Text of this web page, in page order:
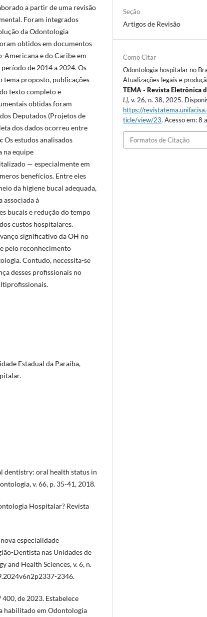
a partir de uma revisão
Foram integrados
da Odontologia
obtidos em documentos
Americana e do Caribe em
período de 2014 a 2024. Os
tema proposto, publicações
texto completo e
obtidas foram
Deputados (Projetos de
dos dados ocorreu entre
Os estudos analisados
na equipe
— especialmente em
benefícios. Entre eles
da higiene bucal adequada,
associada à
bucais e redução do tempo
custos hospitalares.
significativo da OH no
pelo reconhecimento
Contudo, necessita-se
desses profissionais no
Estadual da Paraíba,
dentistry: oral health status in
v. 66, p. 35-41, 2018.
Hospitalar? Revista
especialidade
Dentista nas Unidades de
and Health Sciences, v. 6, n.
2346.
de 2023. Estabelece
habilitado em Odontologia
Seção
Artigos de Revisão
Como Citar
Odontologia hospitalar no
Atualizações legais e
TEMA - Revista Eletrônica
l.], v. 26, n. 38, 2025.
https://
ticle/view/23. Acesso em: 8
Formatos de Citação